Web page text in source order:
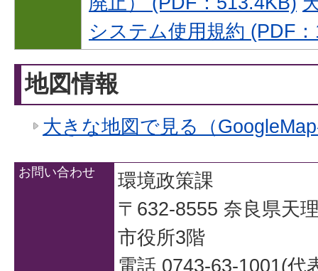
システム使用規約 (PDF
地図情報
大きな地図で見る（
お問い合わせ
環境政策課
〒632-8555 奈良県天
市役所3階
電話 0743-63-1001(代